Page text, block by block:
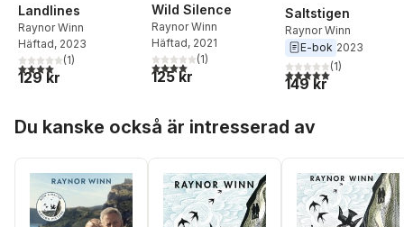
Landlines
Raynor Winn
Häftad, 2023
4,0utav 5 stjärnor. Totalt antal röster:
(1)
129 kr
Wild Silence
Raynor Winn
Häftad, 2021
4,0utav 5 stjärnor. Totalt antal röster:
(1)
125 kr
Saltstigen
Raynor Winn
E-bok 2023
5,0utav 5 stjärnor.
(1)
149 kr
Du kanske också är intresserad av